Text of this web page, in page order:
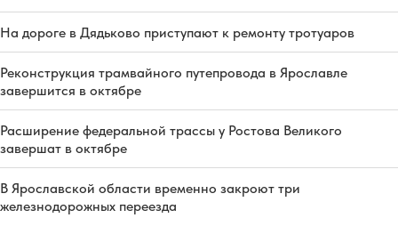
На дороге в Дядьково приступают к ремонту тротуаров
Реконструкция трамвайного путепровода в Ярославле
завершится в октябре
Расширение федеральной трассы у Ростова Великого
завершат в октябре
В Ярославской области временно закроют три
железнодорожных переезда